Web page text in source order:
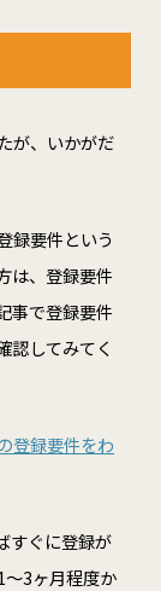
が、いかがだ
録要件という
は、登録要件
事で登録要件
認してみてく
登録要件をわ
すぐに登録が
3ヶ月程度か